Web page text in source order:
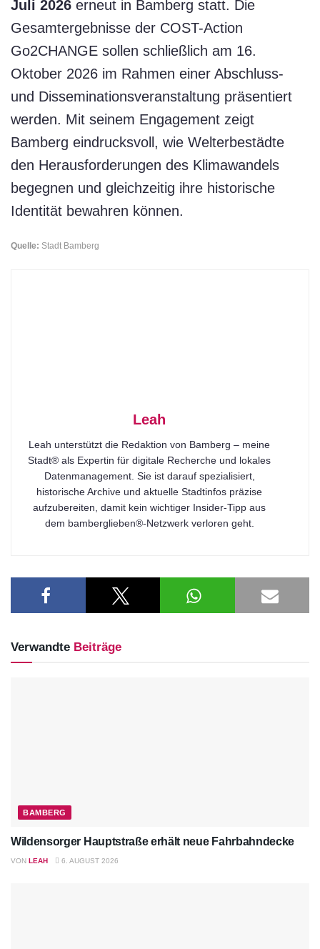
Juli 2026 erneut in Bamberg statt. Die
Gesamtergebnisse der COST-Action
Go2CHANGE sollen schließlich am 16.
Oktober 2026 im Rahmen einer Abschluss-
und Disseminationsveranstaltung präsentiert
werden. Mit seinem Engagement zeigt
Bamberg eindrucksvoll, wie Welterbestädte
den Herausforderungen des Klimawandels
begegnen und gleichzeitig ihre historische
Identität bewahren können.
Quelle: Stadt Bamberg
Leah
Leah unterstützt die Redaktion von Bamberg – meine
Stadt® als Expertin für digitale Recherche und lokales
Datenmanagement. Sie ist darauf spezialisiert,
historische Archive und aktuelle Stadtinfos präzise
aufzubereiten, damit kein wichtiger Insider-Tipp aus
dem bamberglieben®-Netzwerk verloren geht.
Verwandte Beiträge
BAMBERG
Wildensorger Hauptstraße erhält neue Fahrbahndecke
VON LEAH 6. AUGUST 2026